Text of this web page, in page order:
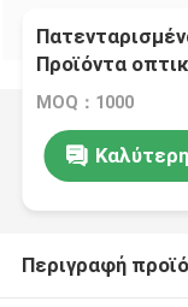
Προϊόντα
MOQ：1000
Περιγραφή